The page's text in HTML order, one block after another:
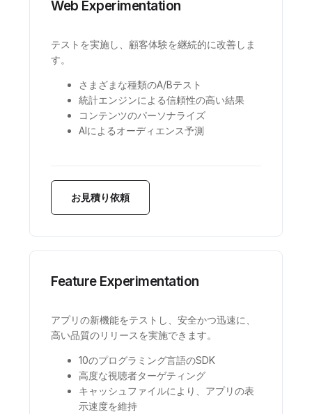
Web Experimentation
テストを実施し、顧客体験を継続的に改善しま
す。
さまざまな種類のA/Bテスト
統計エンジンによる信頼性の高い結果
コンテンツのパーソナライズ
AIによるオーディエンス予測
お見積り依頼
Feature Experimentation
アプリの新機能をテストし、安全かつ迅速に、
高い品質のリリースを実施できます。
10のプログラミング言語のSDK
高度な視聴者ターゲティング
キャッシュファイルにより、アプリの表
示速度を維持